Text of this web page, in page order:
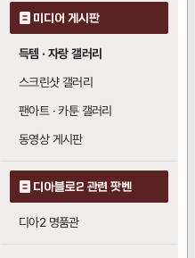
미디어 게시판
득템 · 자랑 갤러리
스크린샷 갤러리
팬아트 · 카툰 갤러리
동영상 게시판
디아블로2 관련 팟벤
디아2 명품관